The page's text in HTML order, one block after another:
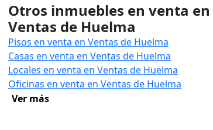
Otros inmuebles en venta en
Ventas de Huelma
Pisos en venta en Ventas de Huelma
Casas en venta en Ventas de Huelma
Locales en venta en Ventas de Huelma
Oficinas en venta en Ventas de Huelma
Ver más